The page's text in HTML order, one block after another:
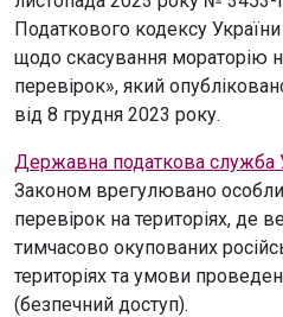
Податкового кодексу
щодо скасування мораторію
перевірок», який
від 8 грудня 2023 року.
Державна податкова служба
Законом врегулювано
перевірок на територіях, де
тимчасово окупованих
територіях та умови
(безпечний доступ).